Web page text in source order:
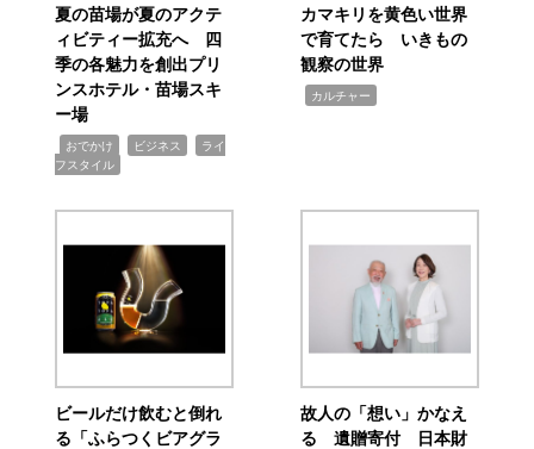
夏の苗場が夏のアクテ
ィビティー拡充へ 四
季の各魅力を創出プリ
ンスホテル・苗場スキ
ー場
おでかけ ビジネス
ライ
フスタイル
カマキリを黄色い世界
で育てたら いきもの
観察の世界
カルチャー
ビールだけ飲むと倒れ
る「ふらつくビアグラ
故人の「想い」かなえ
る 遺贈寄付 日本財